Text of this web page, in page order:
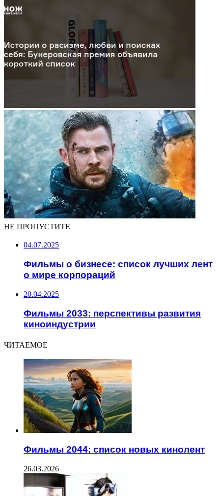
НЕ ПРОПУСТИТЕ
04.07.2025
Фильмы о бизнесе: список лучших лент
о мире корпораций
20.04.2025
Фильмы 2033: перспективы развития
киноиндустрии
ЧИТАЕМОЕ
Фильмы 2044: список новых кинолент
26.03.2026